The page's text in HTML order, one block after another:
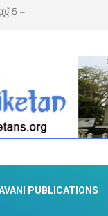
ന്
PUBLICATIONS